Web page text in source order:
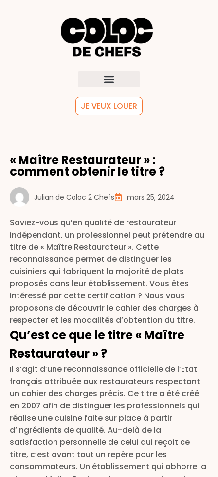
JE VEUX LOUER
« Maître Restaurateur » :
comment obtenir le titre ?
Julian de Coloc 2 Chefs mars 25, 2024
Saviez-vous qu’en qualité de restaurateur
indépendant, un professionnel peut prétendre au
titre de « Maître Restaurateur ». Cette
reconnaissance permet de distinguer les
cuisiniers qui fabriquent la majorité de plats
proposés dans leur établissement. Vous êtes
intéressé par cette certification ? Nous vous
proposons de découvrir le cahier des charges à
respecter et les modalités d’obtention du titre.
Qu’est ce que le titre « Maître
Restaurateur » ?
Il s’agit d’une reconnaissance officielle de l’Etat
français attribuée aux restaurateurs respectant
un cahier des charges précis. Ce titre a été créé
en 2007 afin de distinguer les professionnels qui
réalise une cuisine faite sur place à partir
d’ingrédients de qualité. Au-delà de la
satisfaction personnelle de celui qui reçoit ce
titre, c’est avant tout un repère pour les
consommateurs. Un établissement qui abhorre la